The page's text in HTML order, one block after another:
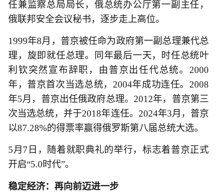
任兼监察总局局长，俄总统办公厅第一副主任，
俄联邦安全会议秘书，逐步走上高位。
1999年8月，普京被任命为政府第一副总理兼代总
理，旋即就任总理。同年最后一天，时任总统叶
利钦突然宣布辞职，由普京出任代总统。2000
年，普京首次当选总统，2004年成功连任。2008
年5月，普京出任俄政府总理。2012年，普京第三
次当选总统，并于2018年连任。2024年3月，普京
以87.28%的得票率赢得俄罗斯第八届总统大选。
5月7日，随着就职典礼的举行，标志着普京正式
开启“5.0时代”。
稳定经济：再向前迈进一步